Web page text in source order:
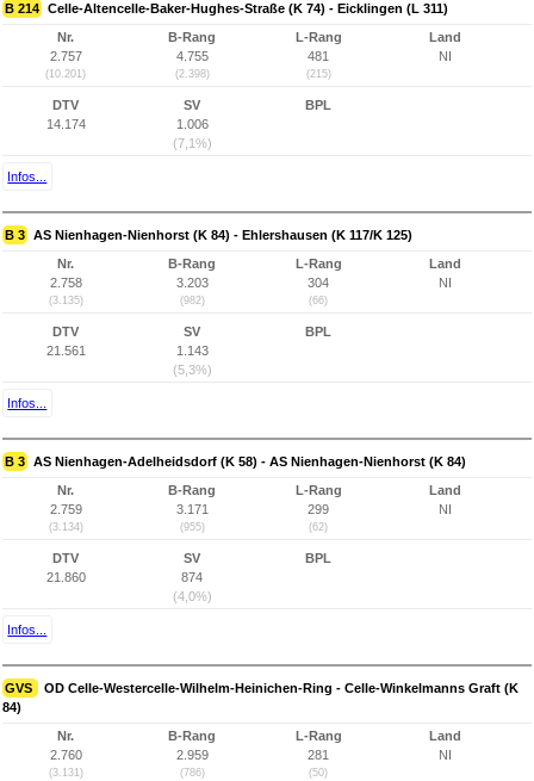
B 214 Celle-Altencelle-Baker-Hughes-Straße (K 74) - Eicklingen (L 311)
Nr.
2.757
(10.201)
B-Rang
4.755
(2.398)
L-Rang
481
(215)
Land
NI
DTV
14.174
SV
1.006
(7,1%)
BPL
Infos...
B 3 AS Nienhagen-Nienhorst (K 84) - Ehlershausen (K 117/K 125)
Nr.
2.758
(3.135)
B-Rang
3.203
(982)
L-Rang
304
(66)
Land
NI
DTV
21.561
SV
1.143
(5,3%)
BPL
Infos...
B 3 AS Nienhagen-Adelheidsdorf (K 58) - AS Nienhagen-Nienhorst (K 84)
Nr.
2.759
(3.134)
B-Rang
3.171
(955)
L-Rang
299
(62)
Land
NI
DTV
21.860
SV
874
(4,0%)
BPL
Infos...
GVS
OD Celle-Westercelle-Wilhelm-Heinichen-Ring - Celle-Winkelmanns Graft (K
84)
Nr.
2.760
(3.131)
B-Rang
2.959
(786)
L-Rang
281
(50)
Land
NI